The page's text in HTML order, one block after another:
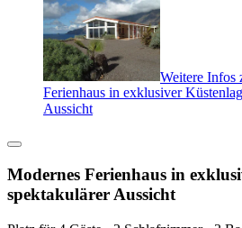
Weitere Infos
Ferienhaus in exklusiver
Aussicht
Modernes Ferienhaus in
spektakulärer Aussicht